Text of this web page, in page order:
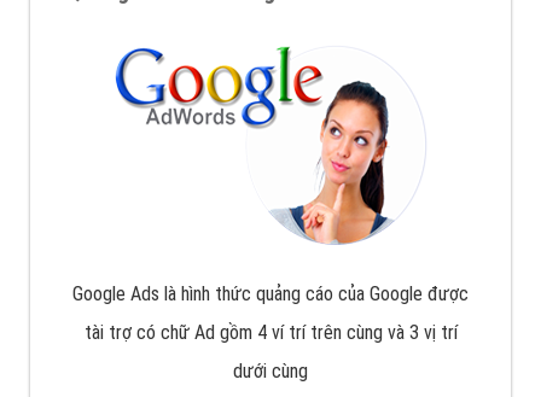
Google Ads là hình thức quảng cáo của Google được
tài trợ có chữ Ad gồm 4 ví trí trên cùng và 3 vị trí
dưới cùng